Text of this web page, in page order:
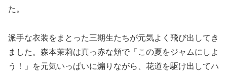
た。
派手な衣装をまとった三期生たちが元気よく飛び出してき
ました。森本茉莉は真っ赤な頬で「この夏をジャムにしよ
う！」を元気いっぱいに煽りながら、花道を駆け出してハ